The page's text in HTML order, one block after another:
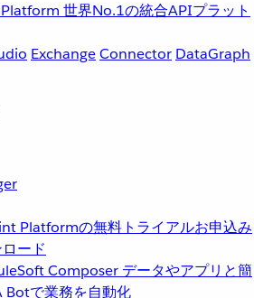
世界No.1の統合APIプラット
ExchangeConnector DataGraph
Platformの無料トライアルお申込み
ード
Composer データやアプリと簡
Botで業務を自動化